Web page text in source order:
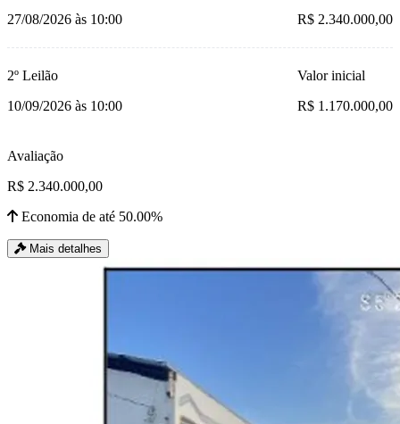
27/08/2026 às 10:00
R$ 2.340.000,00
2º Leilão
10/09/2026 às 10:00
Valor inicial
R$ 1.170.000,00
Avaliação
R$ 2.340.000,00
Economia de até 50.00%
Mais detalhes